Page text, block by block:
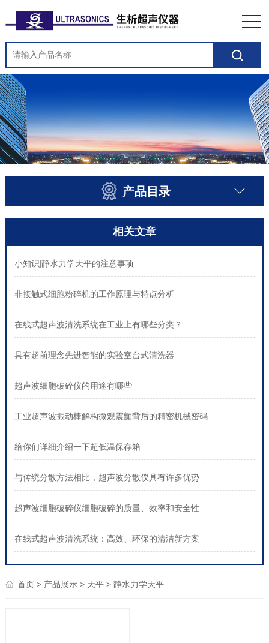
产品目录
相关文章
小知识|静水力学天平的注意事项
非接触式细胞粉碎机的工作原理与特点分析
在线式超声波清洗系统在工业上有哪些分类？
具有超前理念先进智能的实验室台式清洗器
超声波细胞破碎仪的用途有哪些
工业超声波振动棒解构微观震颤背后的精密机械密码
给你们详细介绍一下超低温保存箱
与传统分散方法相比，超声波分散仪具有许多优势
超声波细胞破碎仪细胞破碎的质量、效率和安全性
在线式超声波清洗系统：高效、环保的清洁新方案
首页> 产品展示> 天平> 静水力学天平